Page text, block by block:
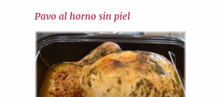
Pavo al horno sin piel